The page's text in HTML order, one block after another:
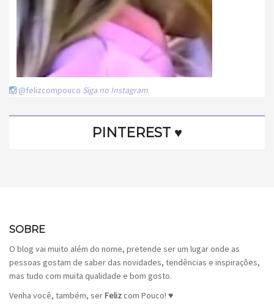
@felizcompouco Siga no Instagram
PINTEREST ♥
SOBRE
O blog vai muito além do nome, pretende ser um lugar onde as
pessoas gostam de saber das novidades, tendências e inspirações,
mas tudo com muita qualidade e bom gosto.
Venha você, também, serFelizcom Pouco! ♥